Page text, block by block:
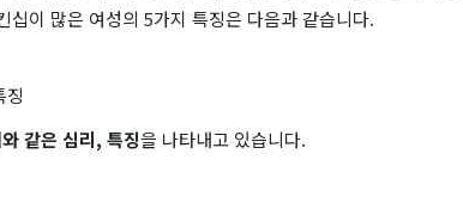
십이 많은 여성의 5가지 특징은 다음과 같습니다.
징
같은 심리, 특징을 나타내고 있습니다.